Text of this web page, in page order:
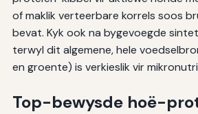
of maklik verteerbare korrels soos
bevat. Kyk ook na bygevoegde
terwyl dit algemene, hele
en groente) is verkieslik vir
Top-bewysde hoë-